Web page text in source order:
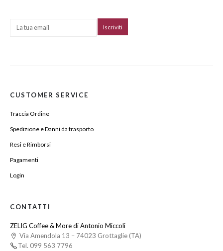
CUSTOMER SERVICE
Traccia Ordine
Spedizione e Danni da trasporto
Resi e Rimborsi
Pagamenti
Login
CONTATTI
ZELIG Coffee & More di Antonio Miccoli
Via Amendola 13 – 74023 Grottaglie (TA)
Tel. 099 563 7796